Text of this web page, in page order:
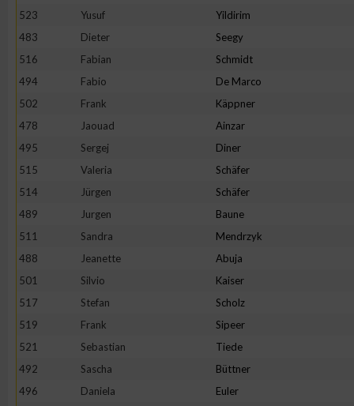
523
Yusuf Yildirim
483
Dieter Seegy
516
Fabian Schmidt
494
Fabio De Marco
502
Frank Käppner
478
Jaouad Ainzar
495
Sergej Diner
515
Valeria Schäfer
514
Jürgen Schäfer
489
Jurgen Baune
511
Sandra Mendrzyk
488
Jeanette Abuja
501
Silvio Kaiser
517
Stefan Scholz
519
Frank Sipeer
521
Sebastian Tiede
492
Sascha Büttner
496
Daniela Euler